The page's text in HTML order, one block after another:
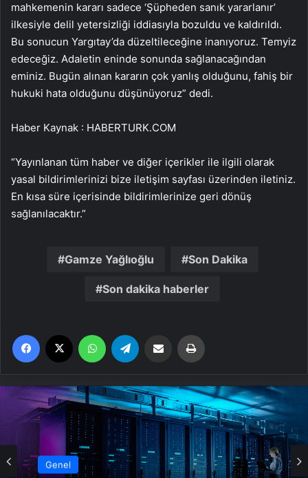
mahkemenin kararı sadece ‘Şüpheden sanık yararlanır’
ilkesiyle delil yetersizliği iddiasıyla bozuldu ve kaldırıldı.
Bu sonucun Yargıtay’da düzeltileceğine inanıyoruz. Temyiz
edeceğiz. Adaletin eninde sonunda sağlanacağından
eminiz. Bugün alınan kararın çok yanlış olduğunu, fahiş bir
hukuki hata olduğunu düşünüyoruz” dedi.
Haber Kaynak : HABERTURK.COM
“Yayınlanan tüm haber ve diğer içerikler ile ilgili olarak
yasal bildirimlerinizi bize iletişim sayfası üzerinden iletiniz.
En kısa süre içerisinde bildirimlerinize geri dönüş
sağlanılacaktır.”
Gamze Yağlıoğlu Son Dakika
Son dakika haberler
Facebook WhatsApp Email'den paylaş
Genel